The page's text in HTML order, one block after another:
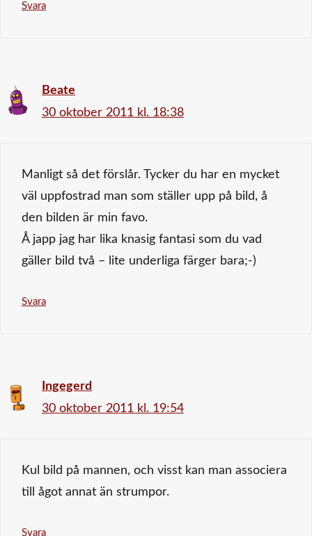
Svara
Beate
30 oktober 2011 kl. 18:38
Manligt så det förslår. Tycker du har en mycket
väl uppfostrad man som ställer upp på bild, å
den bilden är min favo.
Å japp jag har lika knasig fantasi som du vad
gäller bild två – lite underliga färger bara;-)
Svara
Ingegerd
30 oktober 2011 kl. 19:54
Kul bild på mannen, och visst kan man associera
till ågot annat än strumpor.
Svara